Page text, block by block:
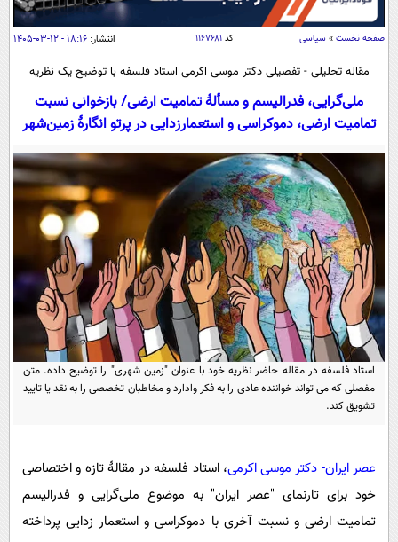
سیاسی
اقتصاد
اقتصادی
خودرو
جامعه
اجتماعی
حوادث
سلامت
یک برش دانایی
محیط زیست
سفر و تفریح
ورزشی
بین الملل
سیاست خارجی
فرهنگ و هنر
علم و دانش
فناوری و It
علمی
اخبار کریپتو
قرآن
گوناگون
سرگرمی
باشگاه مغز
مجله تصویری سلاح
فیلم
اقتصاد
ورزش
سیاست
گوناگون
حوادث
عصر ایران 2
خواندنی ها و دیدنی ها
داستان کوتاه
آشپزی
دانلود
آموزش زبان
صفحه نخست » سیاسی کد ۱۱۶۷۶۸۱ انتشار: ۱۸:۱۶ - ۱۲-۰۳-۱۴۰۵
مقاله تحلیلی - تفصیلی دکتر موسی اکرمی استاد فلسفه با توضیح یک نظریه
ملی‌گرایی، فدرالیسم و مسألۀ تمامیت ارضی/ بازخوانی نسبت
تمامیت ارضی، دموکراسی و استعمارزدایی در پرتو انگارۀ زمین‌شهر
استاد فلسفه در مقاله حاضر نظریه خود با عنوان "زمین شهری" را توضیح داده‌. متن
مفصلی که می تواند خواننده عادی را به فکر وادارد و مخاطبان تخصصی را به نقد یا تایید
تشویق کند.
عصر ایران- دکتر موسی اکرمی، استاد فلسفه در مقالۀ تازه و اختصاصی
خود برای تارنمای "عصر ایران" به موضوع ملی‌گرایی و فدرالیسم
تمامیت ارضی و نسبت آخری با دموکراسی و استعمار زدایی پرداخته